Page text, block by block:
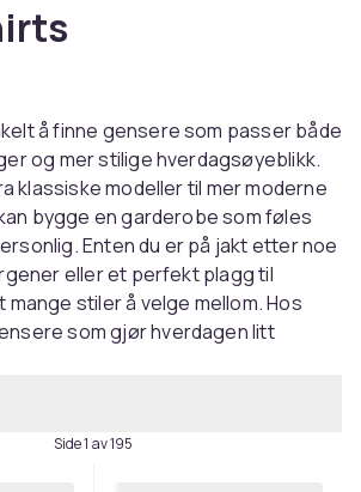
å finne gensere som passer både
og mer stilige hverdagsøyeblikk.
klassiske modeller til mer moderne
bygge en garderobe som føles
Enten du er på jakt etter noe
eller et perfekt plagg til
stiler å velge mellom. Hos
som gjør hverdagen litt
Side 1 av 195